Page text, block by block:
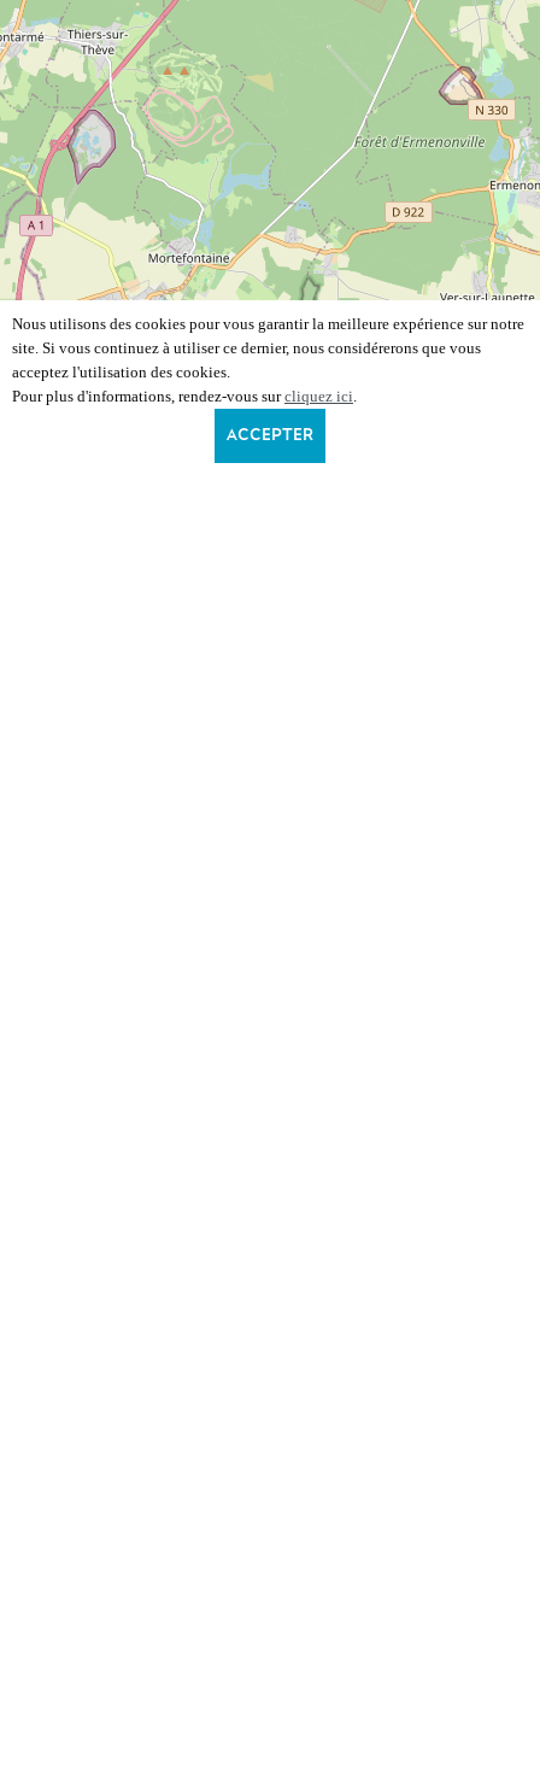
Nous utilisons des cookies pour vous garantir la meilleure expérience sur notre
site. Si vous continuez à utiliser ce dernier, nous considérerons que vous
acceptez l'utilisation des cookies.
Pour plus d'informations, rendez-vous surcliquez ici.
ACCEPTER